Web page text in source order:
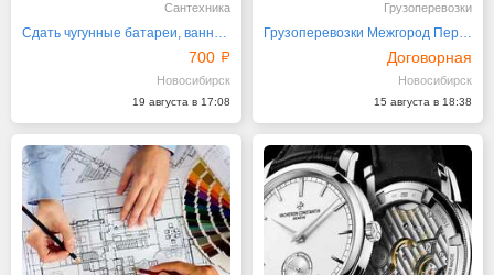
Сантехника
Сдать чугунные батареи, ванны, радиаторы
700
Новосибирск
19 августа в 17:08
Грузоперевозки
Грузоперевозки Межгород Переезд по РФ Заказ Газели
Договорная
Новосибирск
15 августа в 18:38